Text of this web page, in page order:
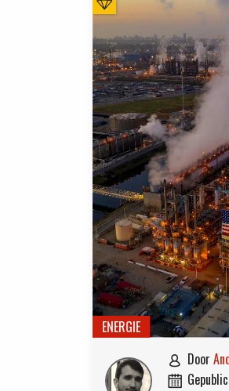
ENERGIE
 door
